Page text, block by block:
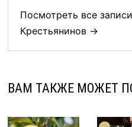
Посмотреть все
Крестьянинов →
ВАМ ТАКЖЕ МОЖЕТ